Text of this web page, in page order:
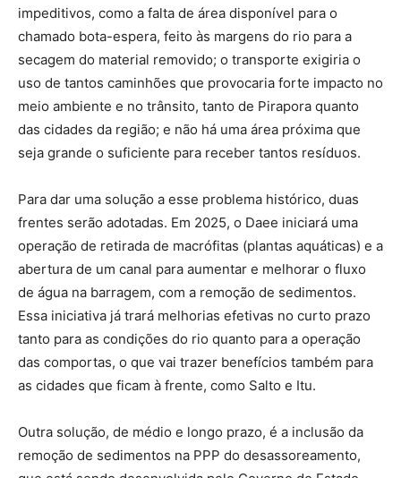
impeditivos, como a falta de área disponível para o
chamado bota-espera, feito às margens do rio para a
secagem do material removido; o transporte exigiria o
uso de tantos caminhões que provocaria forte impacto no
meio ambiente e no trânsito, tanto de Pirapora quanto
das cidades da região; e não há uma área próxima que
seja grande o suficiente para receber tantos resíduos.
Para dar uma solução a esse problema histórico, duas
frentes serão adotadas. Em 2025, o Daee iniciará uma
operação de retirada de macrófitas (plantas aquáticas) e a
abertura de um canal para aumentar e melhorar o fluxo
de água na barragem, com a remoção de sedimentos.
Essa iniciativa já trará melhorias efetivas no curto prazo
tanto para as condições do rio quanto para a operação
das comportas, o que vai trazer benefícios também para
as cidades que ficam à frente, como Salto e Itu.
Outra solução, de médio e longo prazo, é a inclusão da
remoção de sedimentos na PPP do desassoreamento,